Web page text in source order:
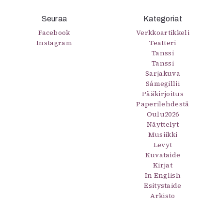
Seuraa
Facebook
Instagram
Kategoriat
Verkkoartikkeli
Teatteri
Tanssi
Tanssi
Sarjakuva
Sámegillii
Pääkirjoitus
Paperilehdestä
Oulu2026
Näyttelyt
Musiikki
Levyt
Kuvataide
Kirjat
In English
Esitystaide
Arkisto